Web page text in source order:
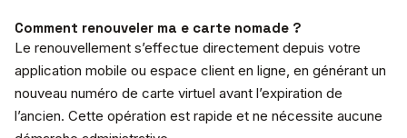
Comment renouveler ma e carte nomade ?
Le renouvellement s’effectue directement depuis votre
application mobile ou espace client en ligne, en générant un
nouveau numéro de carte virtuel avant l’expiration de
l’ancien. Cette opération est rapide et ne nécessite aucune